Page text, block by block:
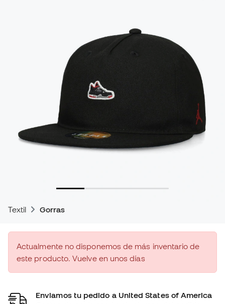
Textil Gorras
Actualmente no disponemos de más inventario de
este producto. Vuelve en unos días
Enviamos tu pedido a United States of America